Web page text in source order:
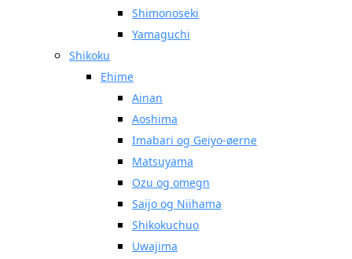
Shimonoseki
Yamaguchi
Shikoku
Ehime
Ainan
Aoshima
Imabari og Geiyo-øerne
Matsuyama
Ozu og omegn
Saijo og Niihama
Shikokuchuo
Uwajima